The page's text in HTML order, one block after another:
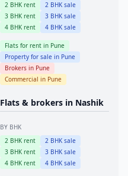
2 BHK rent 2 BHK sale
3 BHK rent 3 BHK sale
4 BHK rent 4 BHK sale
Flats for rent in Pune
Property for sale in Pune
Brokers in Pune
Commercial in Pune
Flats & brokers in Nashik
BY BHK
2 BHK rent 2 BHK sale
3 BHK rent 3 BHK sale
4 BHK rent 4 BHK sale